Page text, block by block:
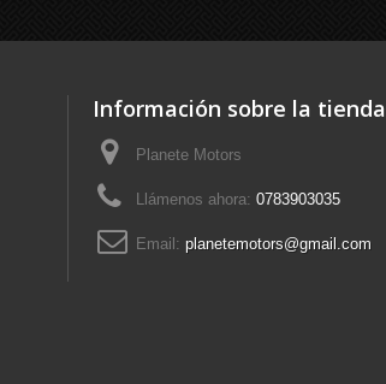
Información sobre la tienda
Planete Motors
Llámenos ahora: 0783903035
Email: planetemotors@gmail.com